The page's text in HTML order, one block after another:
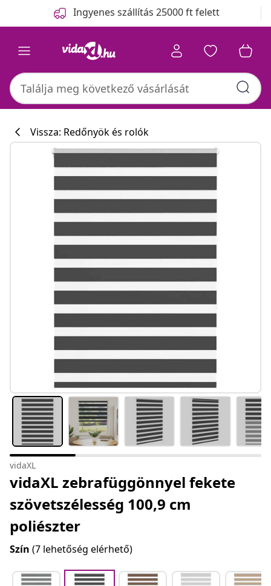
Ingyenes szállítás 25000 ft felett
Vissza: Redőnyök és rolók
vidaXL
vidaXL zebrafüggönnyel fekete
szövetszélesség 100,9 cm
poliészter
Szín (7 lehetőség elérhető)